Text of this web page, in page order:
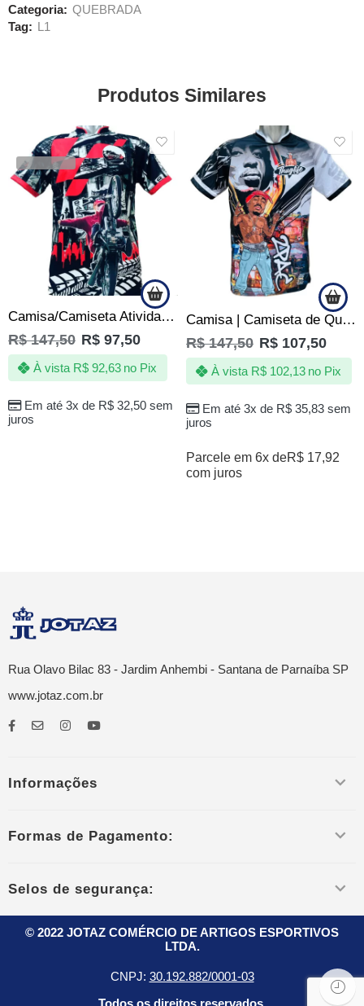
Categoria: QUEBRADA
Tag:
L1
Produtos Similares
SALE
VENDIDOS
Camisa/Camiseta Atividade 1000 / Mil Graus – Moto Grau
R$147,50 R$ 97,50
Em até 3x de R$32,50sem
juros
À vista R$92,63 no Pix
Camisa | Camiseta de Quebrada Tupac Peita Two 2 Pac Hip Hop Rap Rapper
R$147,50 R$ 107,50
Em até 3x de R$35,83sem
juros
À vista R$102,13 no Pix
Parcele em 6x deR$ 17,92
com juros
Rua Olavo Bilac 83 - Jardim Anhembi - Santana de Parnaíba SP
www.jotaz.com.br
Informações
Formas de Pagamento:
Selos de segurança:
© 2022 JOTAZ COMÉRCIO DE ARTIGOS ESPORTIVOS
LTDA.
CNPJ: 30.192.882/0001-03